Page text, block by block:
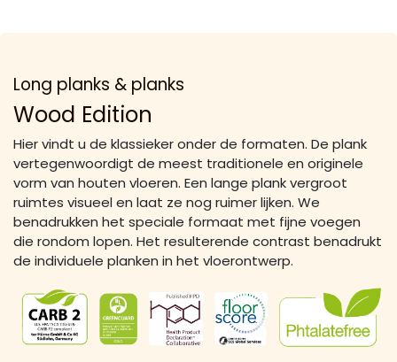
Long planks & planks
Wood Edition
Hier vindt u de klassieker onder de formaten. De plank
vertegenwoordigt de meest traditionele en originele
vorm van houten vloeren. Een lange plank vergroot
ruimtes visueel en laat ze nog ruimer lijken. We
benadrukken het speciale formaat met fijne voegen
die rondom lopen. Het resulterende contrast benadrukt
de individuele planken in het vloerontwerp.